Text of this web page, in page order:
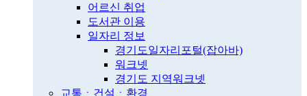
어르신 취업
도서관 이용
일자리 정보
경기도일자리포털(잡아바)
워크넷
경기도 지역워크넷
교통ㆍ건설ㆍ환경